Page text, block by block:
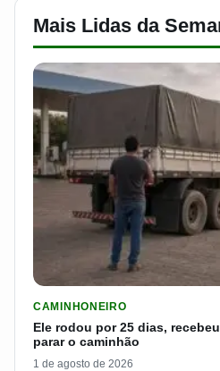
Mais Lidas da
CAMINHONEIRO
Ele rodou por 25 dias,
parar o caminhão
1 de agosto de 2026